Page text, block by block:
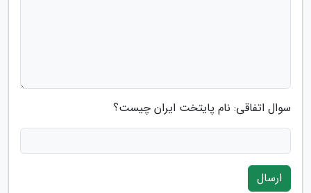
سوال اتفاقی: نام پایتخت ایران چیست؟
ارسال